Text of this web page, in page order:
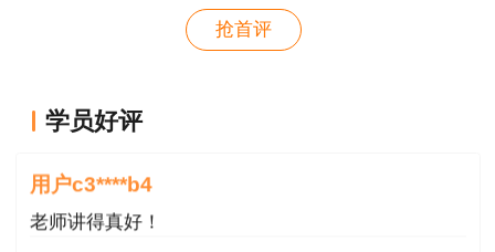
生产管理
考察章节：
生产技术
抢首评
学员好评
用户c3****b4
用户c3****b4
老师讲得真好！